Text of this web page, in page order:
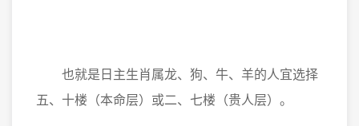
也就是日主生肖属龙、狗、牛、羊的人宜选择
五、十楼（本命层）或二、七楼（贵人层）。